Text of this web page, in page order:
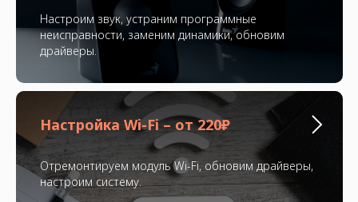
Настроим звук, устраним программные
неисправности, заменим динамики, обновим
драйверы.
Настройка Wi-Fi – от 220₽
Отремонтируем модуль Wi-Fi, обновим драйверы,
настроим систему.